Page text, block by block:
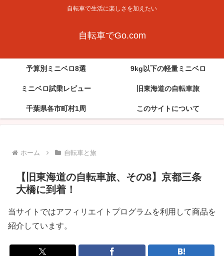
自転車で生活に楽しさを加えたい
自転車でGo.com
予算別ミニベロ8選 9kg以下の軽量ミニベロ
ミニベロ試乗レビュー 旧東海道の自転車旅
千葉県各市町村1周 このサイトについて
ホーム 自転車と旅
【旧東海道の自転車旅、その8】京都三条
大橋に到着！
当サイトではアフィリエイトプログラムを利用して商品を
紹介しています。